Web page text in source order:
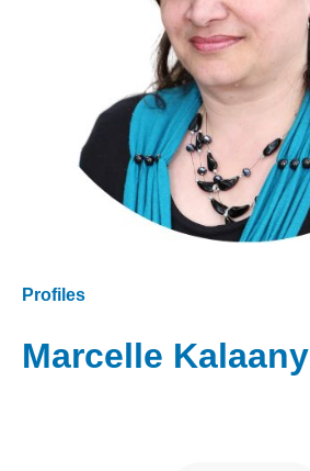
Profiles
Marcelle Kalaany